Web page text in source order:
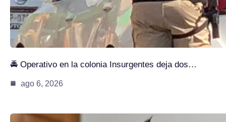
🚔 Operativo en la colonia Insurgentes deja dos…
ago 6, 2026